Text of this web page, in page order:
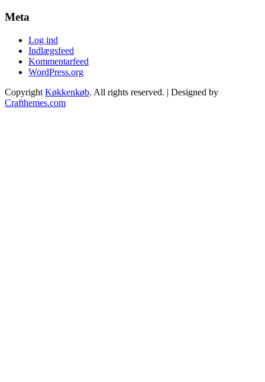
Meta
Log ind
Indlægsfeed
Kommentarfeed
WordPress.org
Copyright Køkkenkøb. All rights reserved. | Designed by
Crafthemes.com